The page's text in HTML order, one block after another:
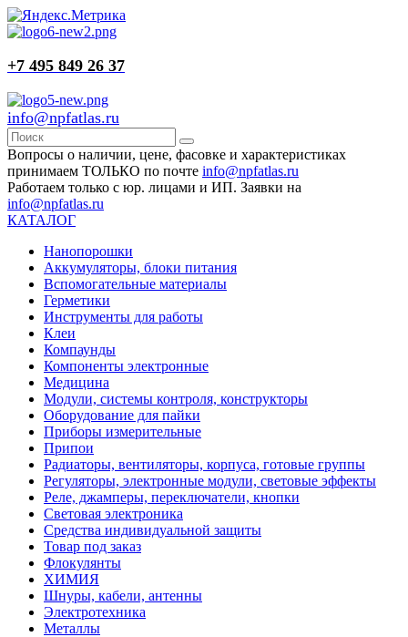
+7 495 849 26 37
info@npfatlas.ru
Вопросы о наличии, цене, фасовке и характеристиках
принимаем ТОЛЬКО по почте info@npfatlas.ru
Работаем только с юр. лицами и ИП. Заявки на
info@npfatlas.ru
КАТАЛОГ
Нанопорошки
Аккумуляторы, блоки питания
Вспомогательные материалы
Герметики
Инструменты для работы
Клеи
Компаунды
Компоненты электронные
Медицина
Модули, системы контроля, конструкторы
Оборудование для пайки
Приборы измерительные
Припои
Радиаторы, вентиляторы, корпуса, готовые группы
Регуляторы, электронные модули, световые эффекты
Реле, джамперы, переключатели, кнопки
Световая электроника
Средства индивидуальной защиты
Товар под заказ
Флокулянты
ХИМИЯ
Шнуры, кабели, антенны
Электротехника
Металлы